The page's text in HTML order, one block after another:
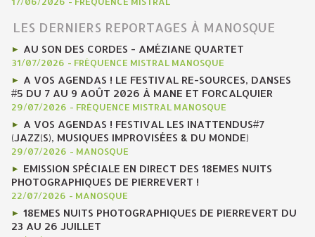
LES DERNIERS REPORTAGES À MANOSQUE
AU SON DES CORDES - AMÉZIANE QUARTET
31/07/2026 - FRÉQUENCE MISTRAL MANOSQUE
A VOS AGENDAS ! LE FESTIVAL RE-SOURCES, DANSES
#5 DU 7 AU 9 AOÛT 2026 À MANE ET FORCALQUIER
29/07/2026 - FRÉQUENCE MISTRAL MANOSQUE
A VOS AGENDAS ! FESTIVAL LES INATTENDUS#7
(JAZZ(S), MUSIQUES IMPROVISÉES & DU MONDE)
29/07/2026 - MANOSQUE
EMISSION SPÉCIALE EN DIRECT DES 18EMES NUITS
PHOTOGRAPHIQUES DE PIERREVERT !
22/07/2026 - MANOSQUE
18EMES NUITS PHOTOGRAPHIQUES DE PIERREVERT DU
23 AU 26 JUILLET